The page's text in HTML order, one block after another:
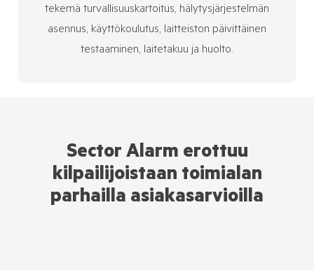
tekemä turvallisuuskartoitus, hälytysjärjestelmän
asennus, käyttökoulutus, laitteiston päivittäinen
testaaminen, laitetakuu ja huolto.
Sector Alarm erottuu
kilpailijoistaan toimialan
parhailla asiakasarvioilla